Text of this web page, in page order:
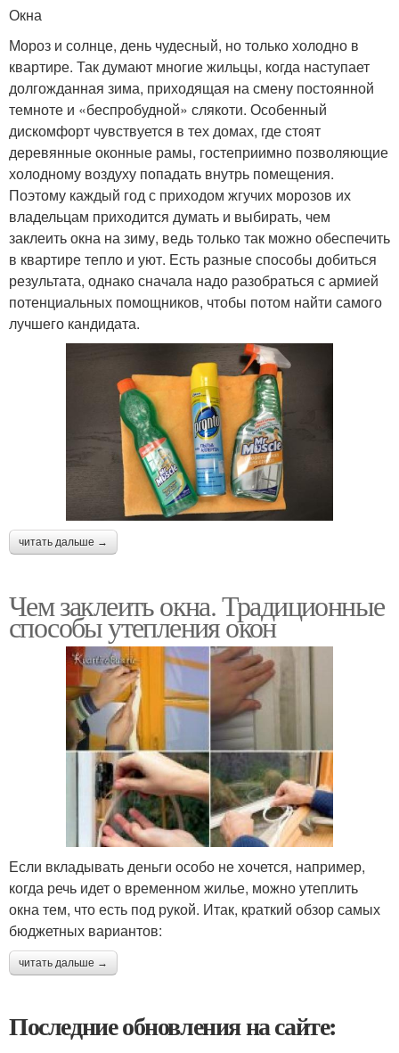
Окна
Мороз и солнце, день чудесный, но только холодно в
квартире. Так думают многие жильцы, когда наступает
долгожданная зима, приходящая на смену постоянной
темноте и «беспробудной» слякоти. Особенный
дискомфорт чувствуется в тех домах, где стоят
деревянные оконные рамы, гостеприимно позволяющие
холодному воздуху попадать внутрь помещения.
Поэтому каждый год с приходом жгучих морозов их
владельцам приходится думать и выбирать, чем
заклеить окна на зиму, ведь только так можно обеспечить
в квартире тепло и уют. Есть разные способы добиться
результата, однако сначала надо разобраться с армией
потенциальных помощников, чтобы потом найти самого
лучшего кандидата.
читать дальше →
Чем заклеить окна. Традиционные
способы утепления окон
Если вкладывать деньги особо не хочется, например,
когда речь идет о временном жилье, можно утеплить
окна тем, что есть под рукой. Итак, краткий обзор самых
бюджетных вариантов:
читать дальше →
Последние обновления на сайте: